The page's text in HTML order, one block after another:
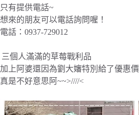
只有提供電話~
想來的朋友可以電話詢問喔！
電話： 0937-729012
三個人滿滿的草莓戰利品
加上阿婆還因為劉大嬸特別給了優惠價
真是不好意思阿~~>////<